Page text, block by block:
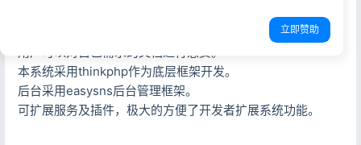
界面仿百度文库，可实现文档上传下载及在线预览。
本系统采用thinkphp作为底层框架开发。
后台采用easysns后台管理框架。
可扩展服务及插件，极大的方便了开发者扩展系统功能。
立即赞助